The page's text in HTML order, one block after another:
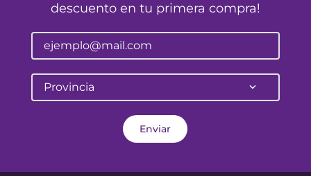
descuento en tu primera compra!
Provincia
Enviar